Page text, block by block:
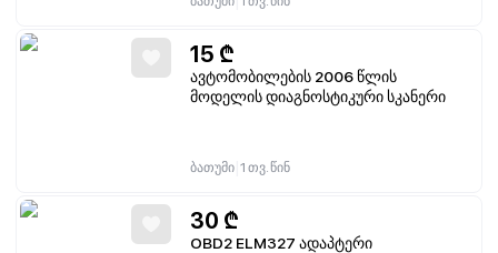
15 ₾
ავტომობილების 2006 წლის
მოდელის დიაგნოსტიკური სკანერი
ბათუმი 1 თვ. წინ
30 ₾
OBD2 ELM327 ადაპტერი